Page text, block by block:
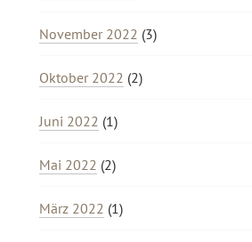
November 2022 (3)
Oktober 2022 (2)
Juni 2022 (1)
Mai 2022 (2)
März 2022 (1)